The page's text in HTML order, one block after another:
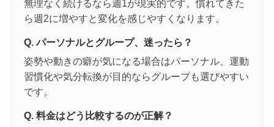
無理なく続けるなら週1が現実的です。慣れてきた
ら週2に増やすと変化を感じやすくなります。
Q. パーソナルとグループ、迷ったら？
姿勢や動きの癖が気になる場合はパーソナル、運動
習慣化や気分転換が目的ならグループも選びやすい
です。
Q. 料金はどう比較するのが正解？